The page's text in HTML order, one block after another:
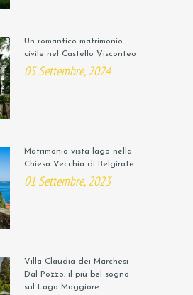
Un romantico matrimonio
civile nel Castello Visconteo
05 Settembre, 2024
Matrimonio vista lago nella
Chiesa Vecchia di Belgirate
01 Settembre, 2023
Villa Claudia dei Marchesi
Dal Pozzo, il più bel sogno
sul Lago Maggiore